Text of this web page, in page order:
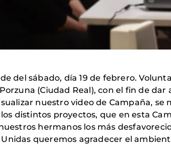
del sábado, día 19 de febrero.
(Ciudad Real), con el fin de dar
nuestro video de Campaña,
distintos proyectos, que en esta
hermanos los más
Unidas queremos agradecer el